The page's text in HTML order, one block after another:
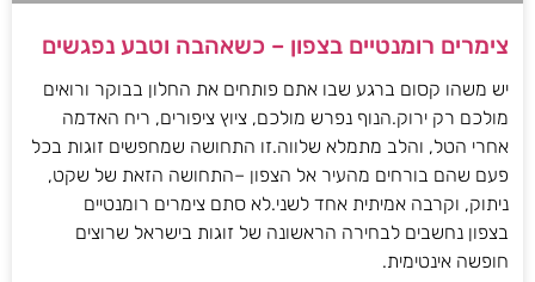
צימרים רומנטיים בצפון – כשאהבה וטבע נפגשים
יש משהו קסום ברגע שבו אתם פותחים את החלון בבוקר ורואים
מולכם רק ירוק.הנוף נפרש מולכם, ציוץ ציפורים, ריח האדמה
אחרי הטל, והלב מתמלא שלווה.זו התחושה שמחפשים זוגות בכל
פעם שהם בורחים מהעיר אל הצפון –התחושה הזאת של שקט,
ניתוק, וקרבה אמיתית אחד לשני.לא סתם צימרים רומנטיים
בצפון נחשבים לבחירה הראשונה של זוגות בישראל שרוצים
חופשה אינטימית.